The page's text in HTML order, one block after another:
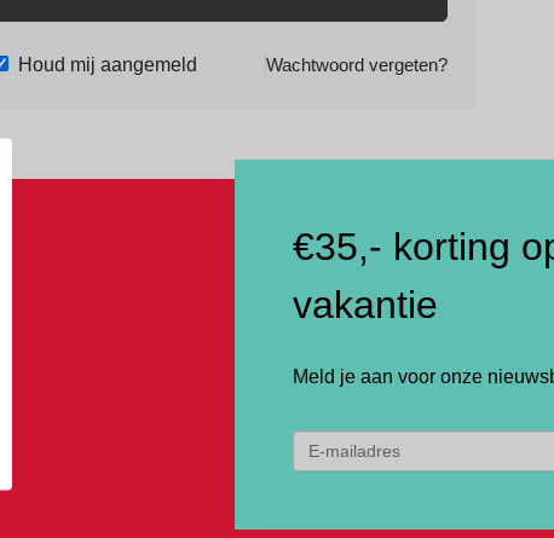
Houd mij aangemeld Wachtwoord vergeten?
€35,- korting
vakantie
Meld je aan voor onze